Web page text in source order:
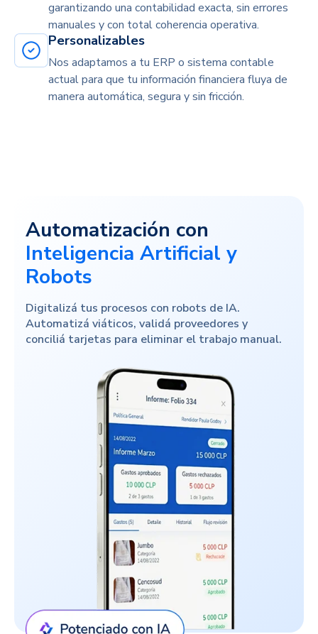
garantizando una contabilidad exacta, sin errores
manuales y con totalcoherencia operativa.
Personalizables
Nos adaptamos a tu ERP o sistema contable
actual para que tu información financiera fluya de
manera automática, segura y sin fricción.
Automatización con
Inteligencia Artificial y
Robots
Digitalizá tus procesos con robots de IA.
Automatizá viáticos, validá proveedores y
conciliá tarjetas para eliminar el trabajo manual.